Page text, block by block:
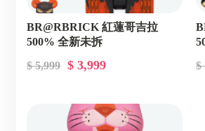
BR@RBRICK 紅蓮哥吉拉
500% 全新未拆
$ 5,999 $ 3,999
$